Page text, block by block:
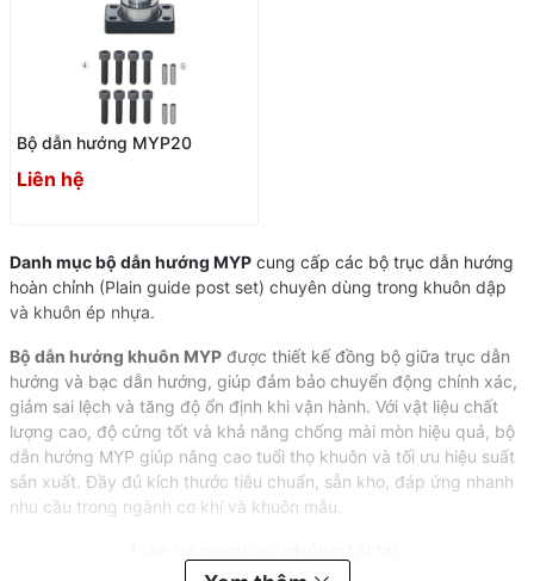
Bộ dẫn hướng MYP20
Liên hệ
Danh mục bộ dẫn hướng MYPcung cấp các bộ trục dẫn hướng
hoàn chỉnh (Plain guide post set) chuyên dùng trong khuôn dập
và khuôn ép nhựa.
Bộ dẫn hướng khuôn MYPđược thiết kế đồng bộ giữa trục dẫn
hướng và bạc dẫn hướng, giúp đảm bảo chuyển động chính xác,
giảm sai lệch và tăng độ ổn định khi vận hành. Với vật liệu chất
lượng cao, độ cứng tốt và khả năng chống mài mòn hiệu quả, bộ
dẫn hướng MYP giúp nâng cao tuổi thọ khuôn và tối ưu hiệu suất
sản xuất. Đầy đủ kích thước tiêu chuẩn, sẵn kho, đáp ứng nhanh
nhu cầu trong ngành cơ khí và khuôn mẫu.